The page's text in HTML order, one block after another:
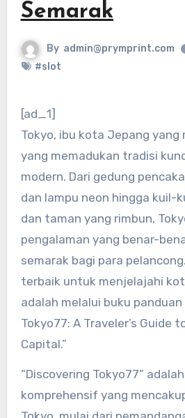
Semarak
By admin@prymprint.com
#slot
[ad_1]
Tokyo, ibu kota Jepang yang
yang memadukan tradisi
modern. Dari gedung
dan lampu neon hingga kuil-
dan taman yang rimbun,
pengalaman yang benar-
semarak bagi para
terbaik untuk menjelajahi
adalah melalui buku panduan
Tokyo77: A Traveler’s Guide
Capital.”
“Discovering Tokyo77”
komprehensif yang